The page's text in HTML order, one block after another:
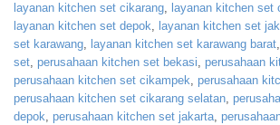
layanan kitchen set cikarang, layanan kitchen set
layanan kitchen set depok, layanan kitchen set
set karawang, layanan kitchen set karawang barat,
set, perusahaan kitchen set bekasi, perusahaan
perusahaan kitchen set cikampek, perusahaan
perusahaan kitchen set cikarang selatan,
depok, perusahaan kitchen set jakarta,